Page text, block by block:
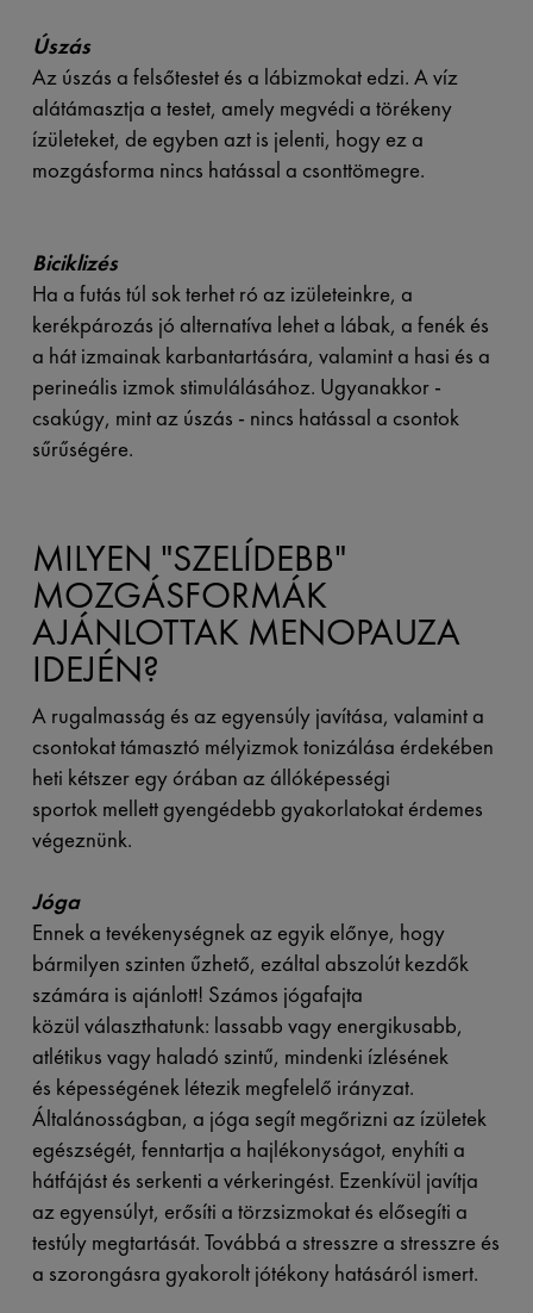
Úszás
Az úszás a felsőtestet és a lábizmokat edzi. A víz
alátámasztja a testet, amely megvédi a törékeny
ízületeket, de egyben azt is jelenti, hogy ez a
mozgásforma nincs hatással a csonttömegre.
Biciklizés
Ha a futás túl sok terhet ró az izületeinkre, a
kerékpározás jó alternatíva lehet a lábak, a fenék és
a hát izmainak karbantartására, valamint a hasi és a
perineális izmok stimulálásához. Ugyanakkor -
csakúgy, mint az úszás - nincs hatással a csontok
sűrűségére.
MILYEN "SZELÍDEBB"
MOZGÁSFORMÁK
AJÁNLOTTAK MENOPAUZA
IDEJÉN?
A rugalmasság és az egyensúly javítása, valamint a
csontokat támasztó mélyizmok tonizálása érdekében
heti kétszer egy órában az állóképességi
sportok mellett gyengédebb gyakorlatokat érdemes
végeznünk.
Jóga
Ennek a tevékenységnek az egyik előnye, hogy
bármilyen szinten űzhető, ezáltal abszolút kezdők
számára is ajánlott! Számos jógafajta
közül választhatunk: lassabb vagy energikusabb,
atlétikus vagy haladó szintű, mindenki ízlésének
és képességének létezik megfelelő irányzat.
Általánosságban, a jóga segít megőrizni az ízületek
egészségét, fenntartja a hajlékonyságot, enyhíti a
hátfájást és serkenti a vérkeringést. Ezenkívül javítja
az egyensúlyt, erősíti a törzsizmokat és elősegíti a
testúly megtartását. Továbbá a stresszre a stresszre és
a szorongásra gyakorolt jótékony hatásáról ismert.